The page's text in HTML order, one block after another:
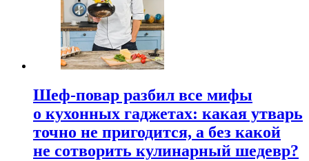
Шеф-повар разбил все мифы
о кухонных гаджетах: какая утварь
точно не пригодится, а без какой
не сотворить кулинарный шедевр?